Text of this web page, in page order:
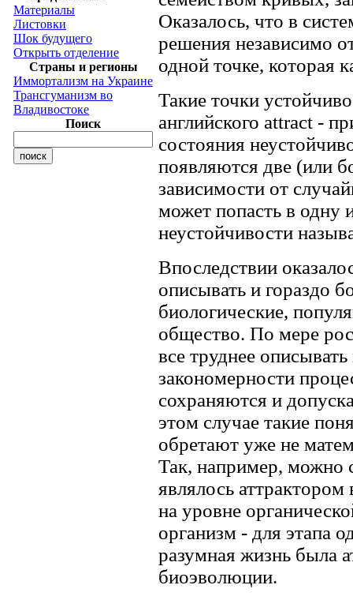
Материалы
Листовки
Шок будущего
Открыть отделение
Страны и регионы
Иммортализм на Украине
Трансгуманизм во
Владивостоке
Поиск
Оказалось, что в
решения независимо
одной точке, которая
Такие точки
английского attract -
состояния
появляются две (или
зависимости от
может попасть в одну
неустойчивости
Впоследствии
описывать и гораздо
биологические,
общество. По мере
все труднее
закономерности
сохраняются и
этом случае такие
обретают уже не
Так, например, можно
являлось
на уровне
организм - для этапа
разумная жизнь была
биоэволюции.